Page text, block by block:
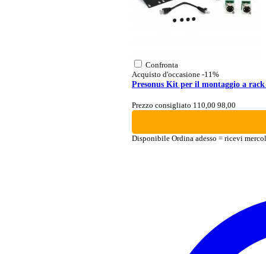
Confronta
Acquisto d'occasione -11%
Presonus Kit per il montaggio a
Prezzo consigliato 110,00 98,00
Disponibile Ordina adesso = ricevi